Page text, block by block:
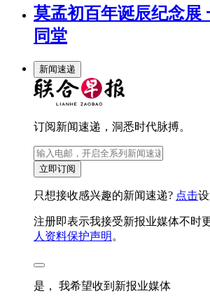
莫孟初百年诞辰纪念展
同堂
新闻速递
订阅新闻速递，洞悉时代脉搏。
立即订阅
只想接收感兴趣的新闻速递? 点击
注册即表示我接受新报业媒体不时
人资料保护声明 。
是， 我希望收到新报业媒体